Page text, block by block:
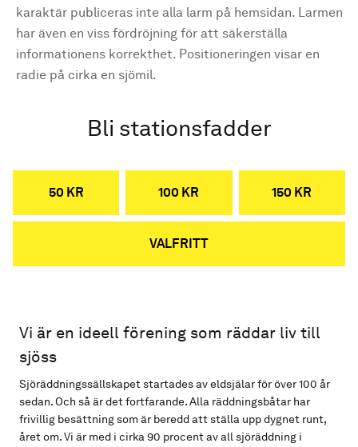
karaktär publiceras inte alla larm på hemsidan. Larmen
har även en viss fördröjning för att säkerställa
informationens korrekthet. Positioneringen visar en
radie på cirka en sjömil.
Bli stationsfadder
50 KR 100 KR 150 KR
VALFRITT
Vi är en ideell förening som räddar liv till
sjöss
Sjöräddningssällskapet startades av eldsjälar för över 100 år
sedan. Och så är det fortfarande. Alla räddningsbåtar har
frivillig besättning som är beredd att ställa upp dygnet runt,
året om. Vi är med i cirka 90 procent av all sjöräddning i